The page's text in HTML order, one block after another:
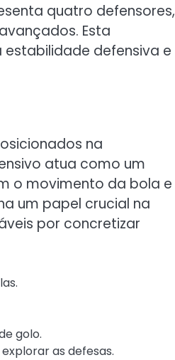
quatro defensores,
Esta
defensiva e
na
atua como um
o movimento da bola e
um papel crucial na
por concretizar
golo.
as defesas.